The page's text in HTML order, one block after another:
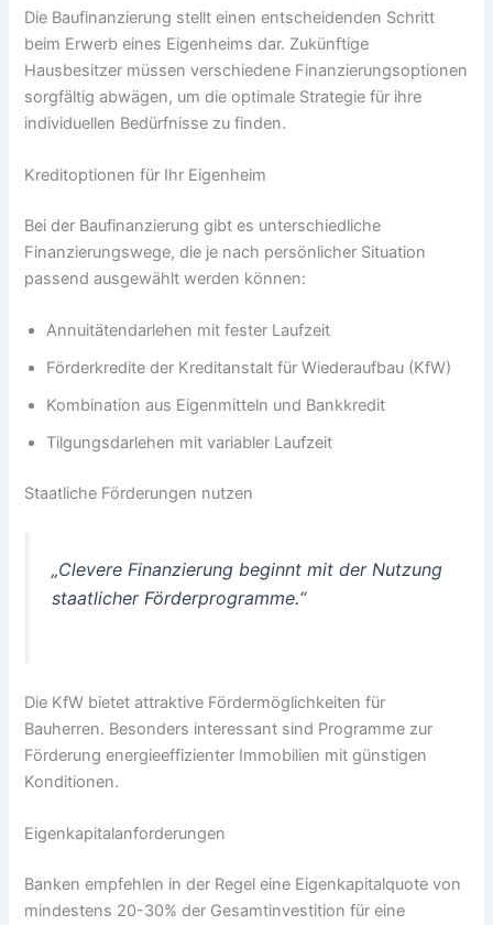
Die Baufinanzierung stellt einen entscheidenden Schritt
beim Erwerb eines Eigenheims dar. Zukünftige
Hausbesitzer müssen verschiedene Finanzierungsoptionen
sorgfältig abwägen, um die optimale Strategie für ihre
individuellen Bedürfnisse zu finden.
Kreditoptionen für Ihr Eigenheim
Bei der Baufinanzierung gibt es unterschiedliche
Finanzierungswege, die je nach persönlicher Situation
passend ausgewählt werden können:
Annuitätendarlehen mit fester Laufzeit
Förderkredite der Kreditanstalt für Wiederaufbau (KfW)
Kombination aus Eigenmitteln und Bankkredit
Tilgungsdarlehen mit variabler Laufzeit
Staatliche Förderungen nutzen
„Clevere Finanzierung beginnt mit der Nutzung
staatlicher Förderprogramme.“
Die KfW bietet attraktive Fördermöglichkeiten für
Bauherren. Besonders interessant sind Programme zur
Förderung energieeffizienter Immobilien mit günstigen
Konditionen.
Eigenkapitalanforderungen
Banken empfehlen in der Regel eine Eigenkapitalquote von
mindestens 20-30% der Gesamtinvestition für eine